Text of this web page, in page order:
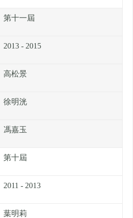
第十一屆
2013 - 2015
高松景
徐明洸
馮嘉玉
第十屆
2011 - 2013
葉明莉